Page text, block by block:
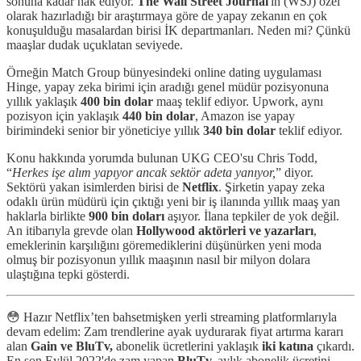
olarak hazırladığı bir araştırmaya göre de yapay zekanın en çok
konuşulduğu masalardan birisi İK departmanları. Neden mi? Çünkü
maaşlar dudak uçuklatan seviyede.
Örneğin Match Group bünyesindeki online dating uygulaması
Hinge, yapay zeka birimi için aradığı genel müdür pozisyonuna
yıllık yaklaşık 400 bin dolar maaş teklif ediyor. Upwork, aynı
pozisyon için yaklaşık 440 bin dolar, Amazon ise yapay
birimindeki senior bir yöneticiye yıllık 340 bin dolar teklif ediyor.
Konu hakkında yorumda bulunan UKG CEO'su Chris Todd,
“Herkes işe alım yapıyor ancak sektör adeta yanıyor,” diyor.
Sektörü yakan isimlerden birisi de Netflix. Şirketin yapay zeka
odaklı ürün müdürü için çıktığı yeni bir iş ilanında yıllık maaş yan
haklarla birlikte 900 bin doları aşıyor. İlana tepkiler de yok değil.
An itibarıyla grevde olan Hollywood aktörleri ve yazarları,
emeklerinin karşılığını göremediklerini düşünürken yeni moda
olmuş bir pozisyonun yıllık maaşının nasıl bir milyon dolara
ulaştığına tepki gösterdi.
😳 Hazır Netflix’ten bahsetmişken yerli streaming platformlarıyla
devam edelim: Zam trendlerine ayak uydurarak fiyat artırma kararı
alan Gain ve BluTv, abonelik ücretlerini yaklaşık iki katına çıkardı.